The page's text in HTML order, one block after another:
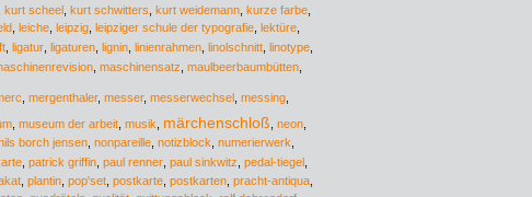
kurt scheel, kurt schwitters kurt weidemann, kurze farbe,
leiche leipzig leipziger schule der typografie lektüre
, ligatur, ligaturen, lignin, linienrahmen, linolschnitt, linotype,
maschinensatz maulbeerbaumbütten
mergenthaler, messer, messerwechsel messing
museum der arbeit musik märchenschloß neon
borch jensen nonpareille notizblock numerierwerk
, patrick griffin, paul renner, paul sinkwitz pedal-tiegel,
, plantin, pop'set, postkarte, postkarten, pracht-antiqua,